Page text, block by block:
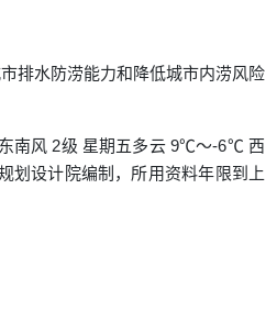
排水防涝能力和降低城市内涝风险
南风 2级 星期五多云 9℃～-6℃ 西
划设计院编制，所用资料年限到上